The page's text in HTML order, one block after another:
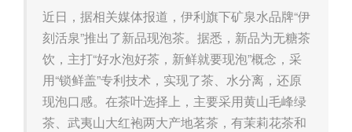
近日，据相关媒体报道，伊利旗下矿泉水品牌“伊
刻活泉”推出了新品现泡茶。据悉，新品为无糖茶
饮，主打“好水泡好茶，新鲜就要现泡”概念，采
用“锁鲜盖”专利技术，实现了茶、水分离，还原
现泡口感。在茶叶选择上，主要采用黄山毛峰绿
茶、武夷山大红袍两大产地茗茶，有茉莉花茶和